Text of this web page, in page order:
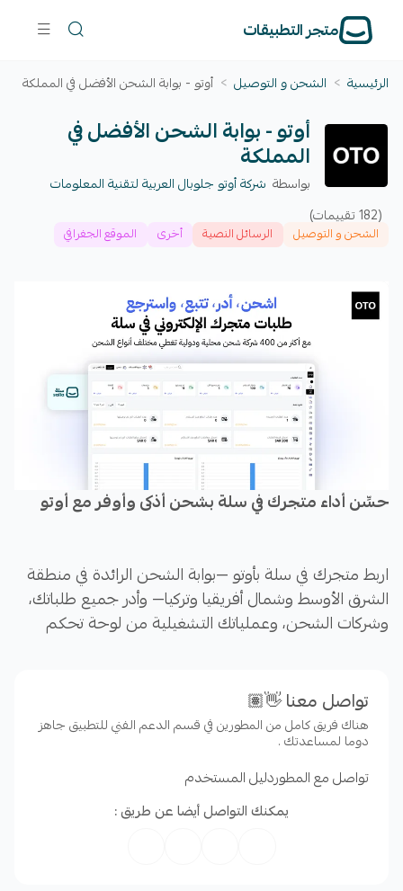
متجر التطبيقات
الرئيسية > الشحن و التوصيل > أوتو - بوابة الشحن الأفضل في المملكة
أوتو - بوابة الشحن الأفضل في
المملكة
بواسطة شركة أوتو جلوبال العربية لتقنية المعلومات
(182 تقييمات)
الشحن و التوصيل الرسائل النصية أخرى الموقع الجغرافي
حسِّن أداء متجرك في سلة بشحن أذكى وأوفر مع أوتو
اربط متجرك في سلة بأوتو —بوابة الشحن الرائدة في منطقة
الشرق الأوسط وشمال أفريقيا وتركيا— وأدر جميع طلباتك،
وشركات الشحن، وعملياتك التشغيلية من لوحة تحكم
تواصل معنا 👋🏽
هناك فريق كامل من المطورين في قسم الدعم الفني للتطبيق جاهز
دوما لمساعدتك .
تواصل مع المطوردليل المستخدم
يمكنك التواصل أيضا عن طريق :